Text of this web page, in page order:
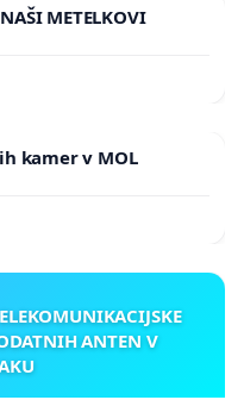
METELKOVI
kamer v MOL
ANTEN V